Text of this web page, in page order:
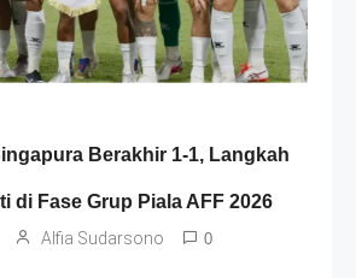
Berakhir 1-1, Langkah
di Fase Grup Piala AFF 2026
Alfia Sudarsono 0